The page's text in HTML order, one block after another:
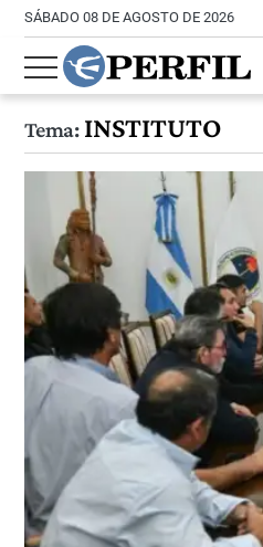
SÁBADO 08 DE AGOSTO DE 2026
Tema:INSTITUTO